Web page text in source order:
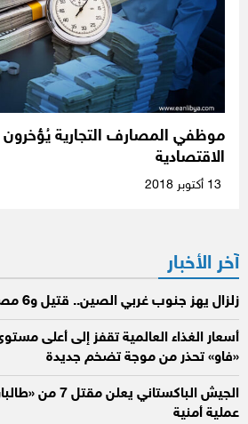
موظفي المصارف التجارية يُؤخرون
الاقتصادية
آخر الأخبار
زلزال يهز جنوب غربي الصين.. قتيل و6 مصابين في سيتشوان
«فاو» تحذر من موجة تضخم جديدة
الجيش
عملية أمنية